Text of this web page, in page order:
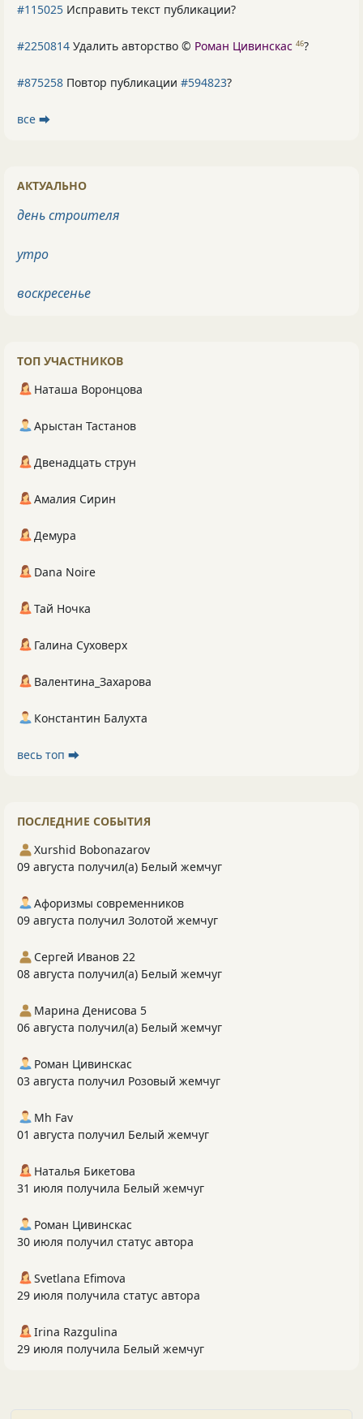
#115025 Исправить текст публикации?
#2250814 Удалить авторство © Роман Цивинскас 46?
#875258 Повтор публикации #594823?
все ⮕
АКТУАЛЬНО
день строителя
утро
воскресенье
ТОП УЧАСТНИКОВ
Наташа Воронцова
Арыстан Тастанов
Двенадцать струн
Амалия Сирин
Демура
Dana Noire
Тай Ночка
Галина Суховерх
Валентина_Захарова
Константин Балухта
весь топ ⮕
ПОСЛЕДНИЕ СОБЫТИЯ
Xurshid Bobonazarov
09 августа получил(а) Белый жемчуг
Афоризмы современников
09 августа получил Золотой жемчуг
Сергей Иванов 22
08 августа получил(а) Белый жемчуг
Марина Денисова 5
06 августа получил(а) Белый жемчуг
Роман Цивинскас
03 августа получил Розовый жемчуг
Mh Fav
01 августа получил Белый жемчуг
Наталья Бикетова
31 июля получила Белый жемчуг
Роман Цивинскас
30 июля получил статус автора
Svetlana Efimova
29 июля получила статус автора
Irina Razgulina
29 июля получила Белый жемчуг